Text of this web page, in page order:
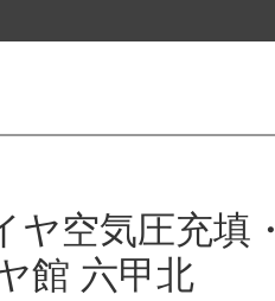
ヤ空気圧充填・
館 六甲北